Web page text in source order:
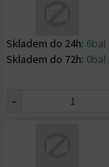
Skladem do 24h: 6bal
Skladem do 72h: 0bal
-